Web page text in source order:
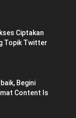
Ciptakan
Topik Twitter
Begini
Content Is